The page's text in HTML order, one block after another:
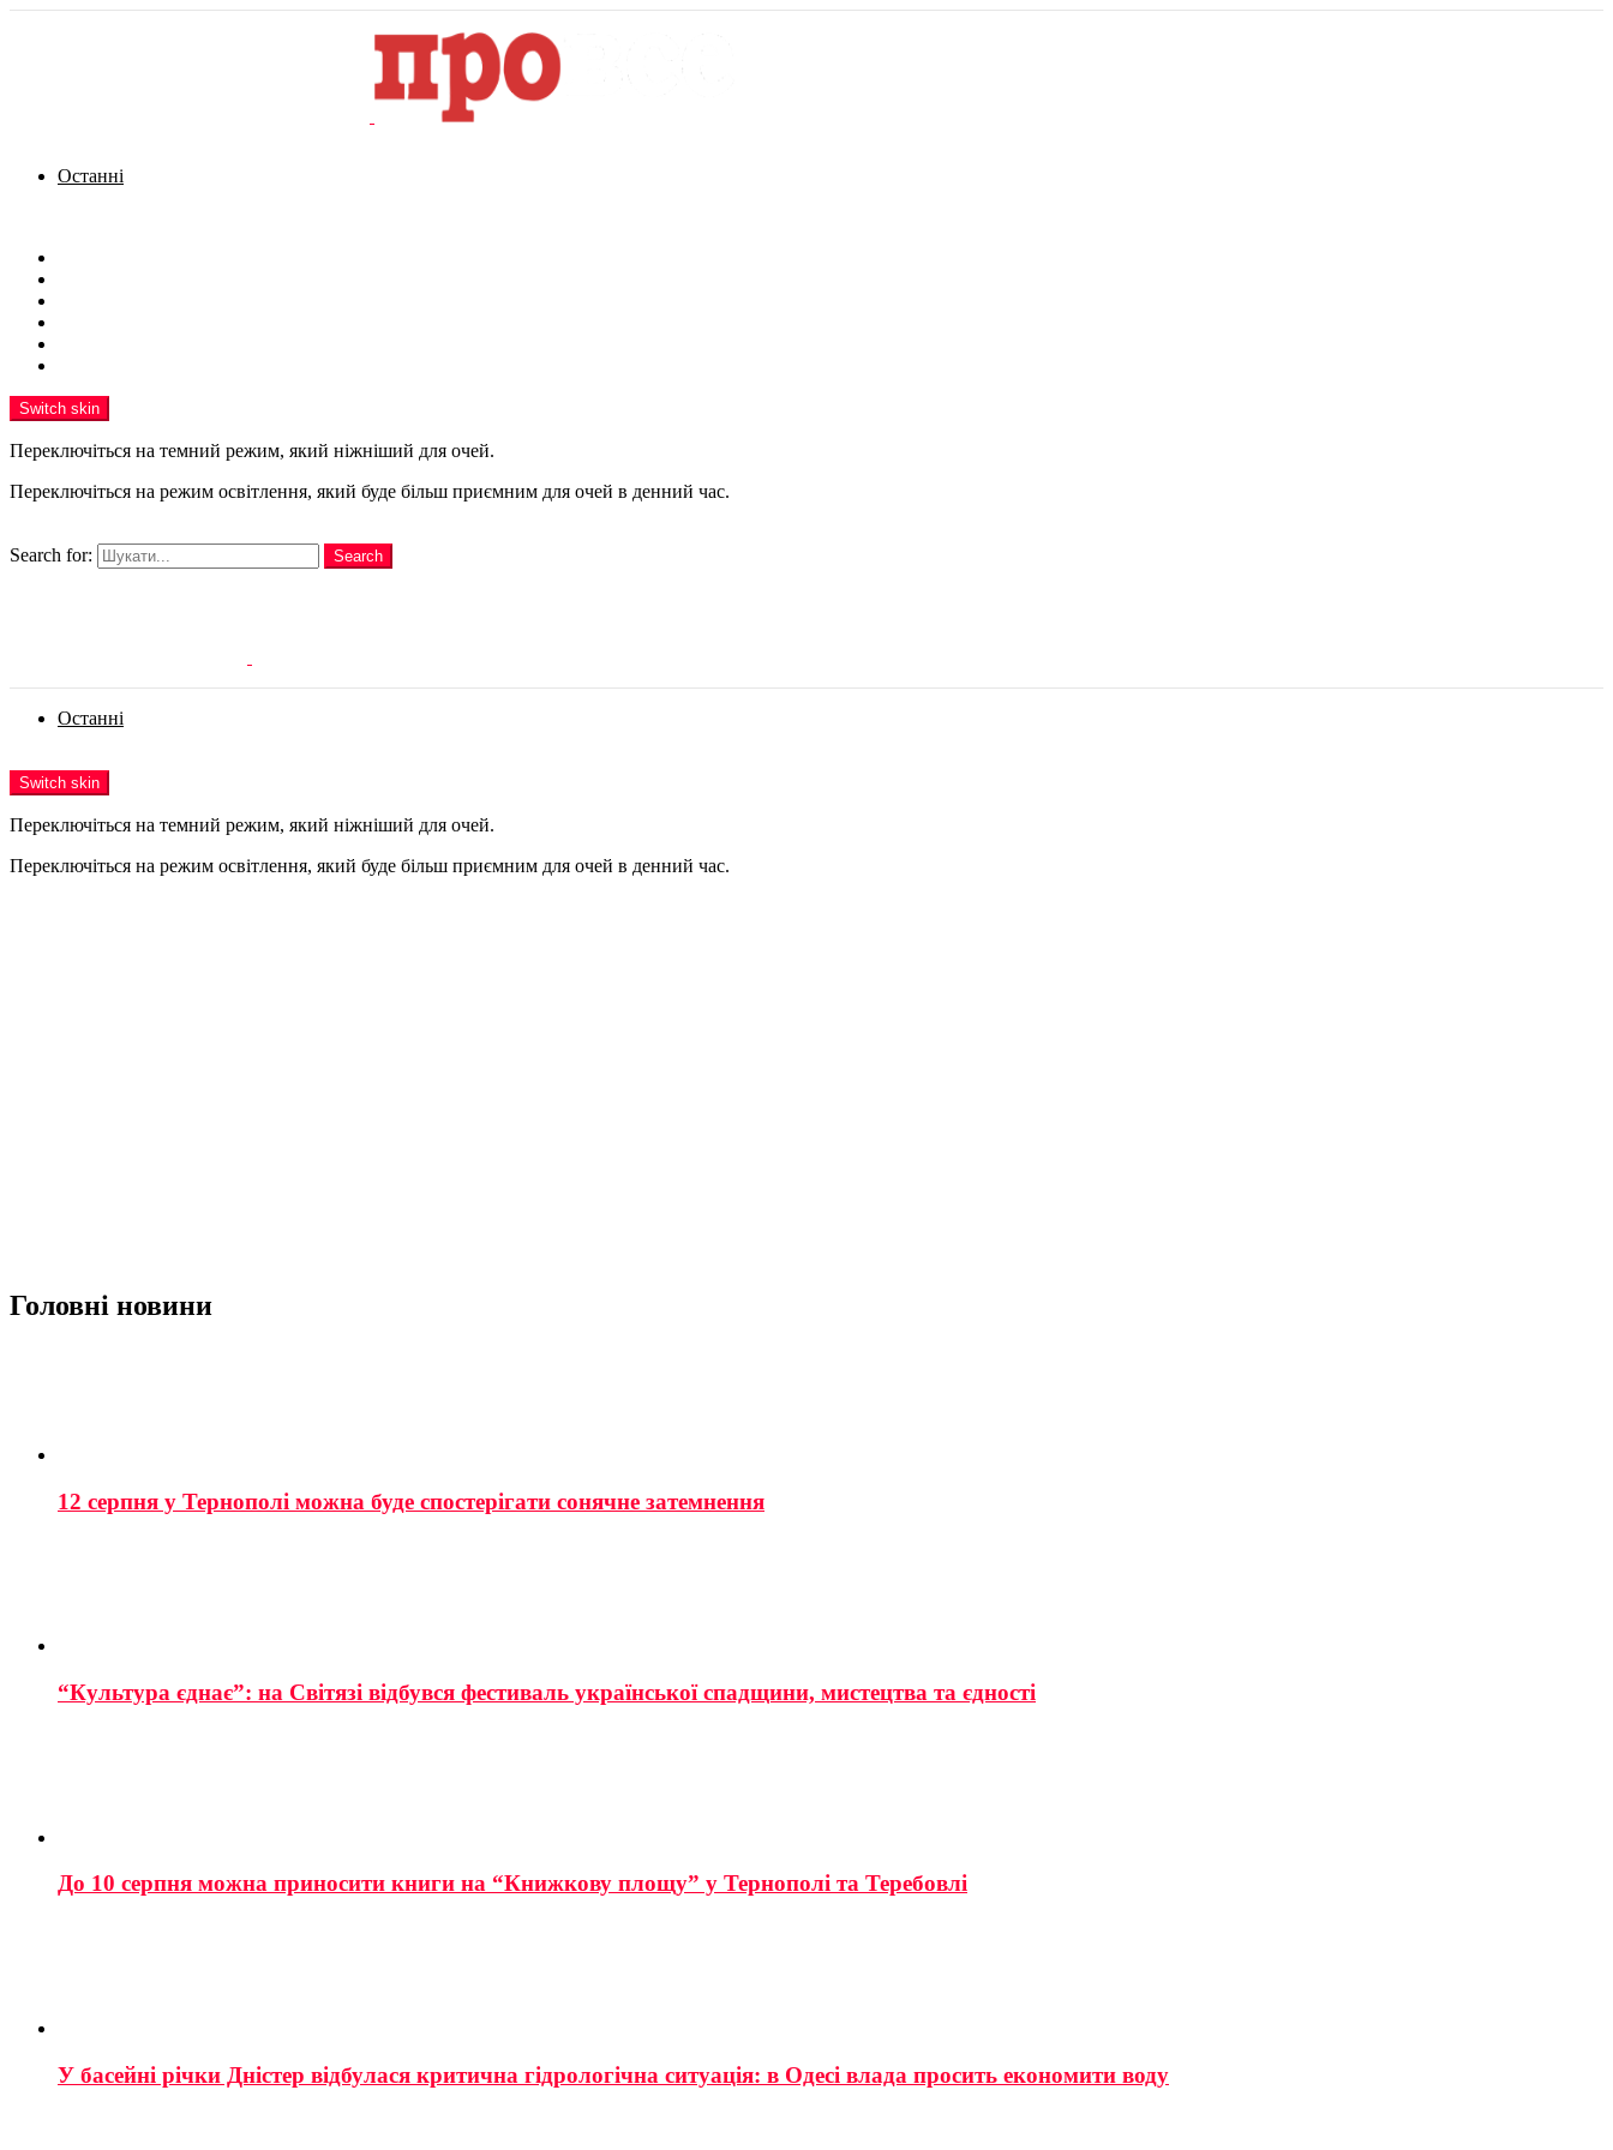
Останні
Switch skin
Переключіться на темний режим, який ніжніший для очей.
Переключіться на режим освітлення, який буде більш приємним для очей в денний час.
Search for:
Search
Останні
Switch skin
Переключіться на темний режим, який ніжніший для очей.
Переключіться на режим освітлення, який буде більш приємним для очей в денний час.
Головні новини
12 серпня у Тернополі можна буде спостерігати сонячне затемнення
“Культура єднає”: на Світязі відбувся фестиваль української спадщини, мистецтва та єдності
До 10 серпня можна приносити книги на “Книжкову площу” у Тернополі та Теребовлі
У басейні річки Дністер відбулася критична гідрологічна ситуація: в Одесі влада просить економити воду